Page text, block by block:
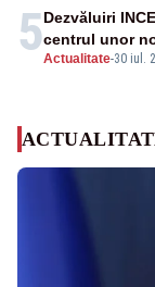
5Actualitate-30 iul.
Dezvăluiri
centrul unor